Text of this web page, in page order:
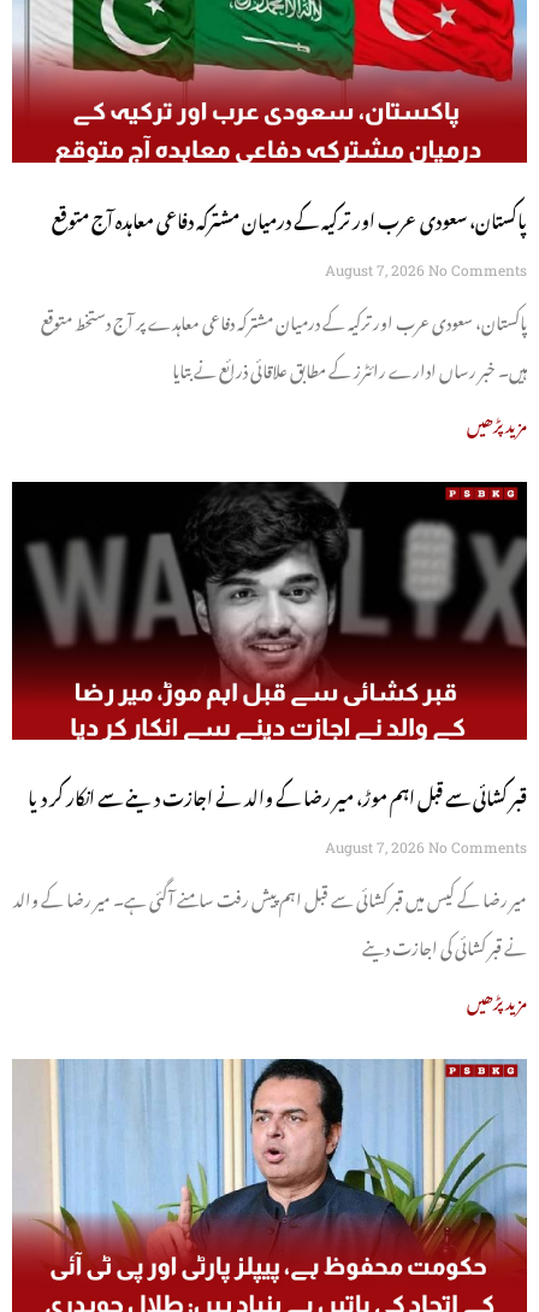
پاکستان، سعودی عرب اور ترکیہ کے درمیان مشترکہ دفاعی معاہدہ آج متوقع
August 7, 2026 No Comments
پاکستان، سعودی عرب اور ترکیہ کے درمیان مشترکہ دفاعی معاہدے پر آج دستخط متوقع
ہیں۔ خبر رساں ادارے رائٹرز کے مطابق علاقائی ذرائع نے بتایا
مزید پڑھیں
قبر کشائی سے قبل اہم موڑ، میر رضا کے والد نے اجازت دینے سے انکار کر دیا
August 7, 2026 No Comments
میر رضا کے کیس میں قبر کشائی سے قبل اہم پیش رفت سامنے آگئی ہے۔ میر رضا کے والد
نے قبر کشائی کی اجازت دینے
مزید پڑھیں